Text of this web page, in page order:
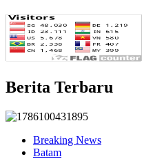
Berita Terbaru
Breaking News
Batam